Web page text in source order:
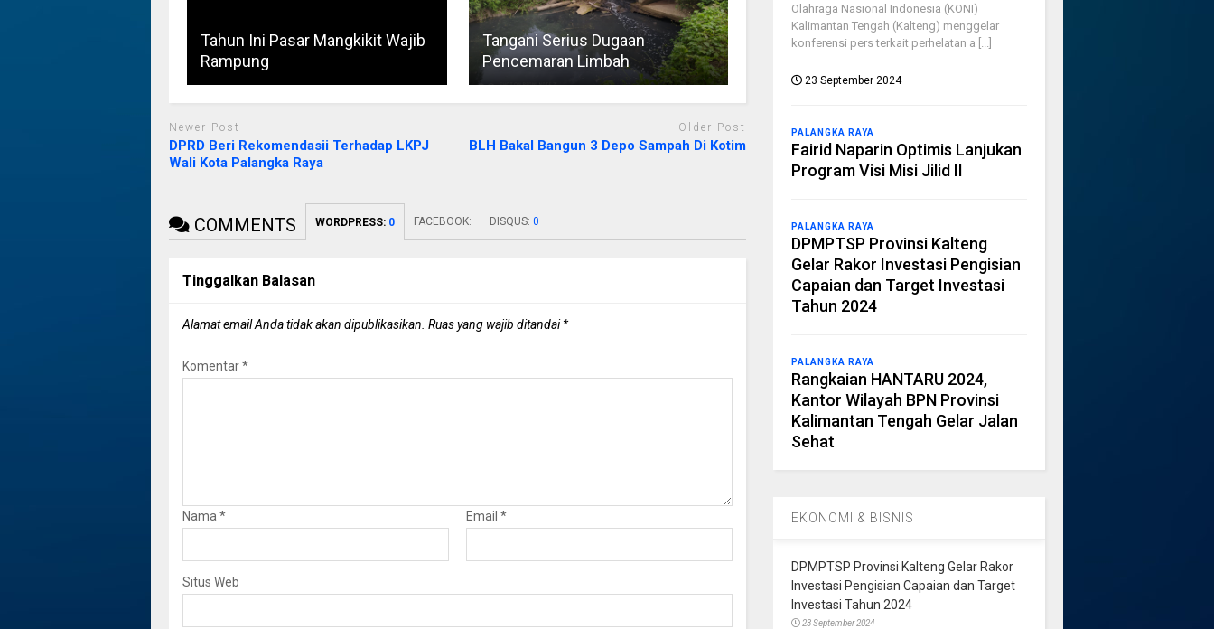
Tahun Ini Pasar Mangkikit Wajib
Rampung
Tangani Serius Dugaan
Pencemaran Limbah
Newer Post
DPRD Beri Rekomendasii Terhadap LKPJ
Wali Kota Palangka Raya
Older Post
BLH Bakal Bangun 3 Depo Sampah Di Kotim
COMMENTS WORDPRESS: 0 FACEBOOK: DISQUS: 0
Tinggalkan Balasan
Alamat email Anda tidak akan dipublikasikan. Ruas yang wajib ditandai*
Komentar*
Nama* Email *
Situs Web
Olahraga Nasional Indonesia (KONI)
Kalimantan Tengah (Kalteng) menggelar
konferensi pers terkait perhelatan a [...]
23 September 2024
PALANGKA RAYA
Fairid Naparin Optimis Lanjukan
Program Visi Misi Jilid II
PALANGKA RAYA
DPMPTSP Provinsi Kalteng
Gelar Rakor Investasi Pengisian
Capaian dan Target Investasi
Tahun 2024
PALANGKA RAYA
Rangkaian HANTARU 2024,
Kantor Wilayah BPN Provinsi
Kalimantan Tengah Gelar Jalan
Sehat
EKONOMI & BISNIS
DPMPTSP Provinsi Kalteng Gelar Rakor
Investasi Pengisian Capaian dan Target
Investasi Tahun 2024
23 September 2024